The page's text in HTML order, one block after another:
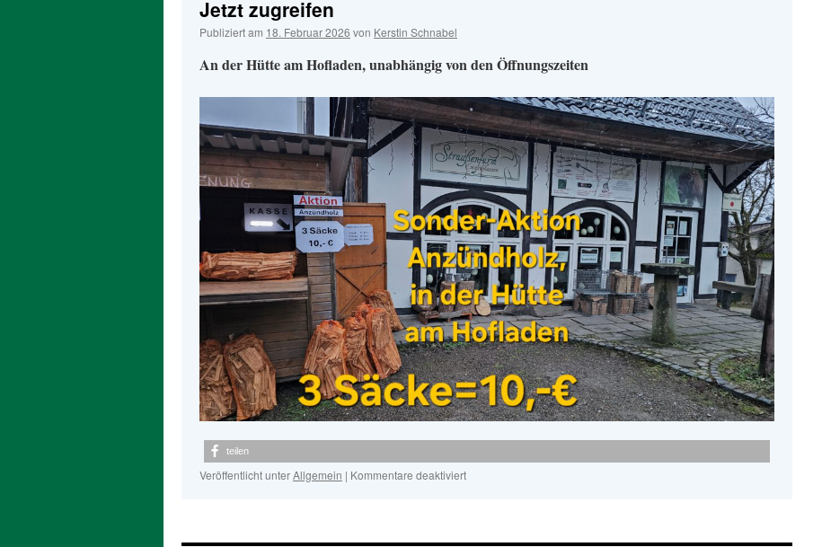
Jetzt zugreifen
Publiziert am 18. Februar 2026 von Kerstin Schnabel
An der Hütte am Hofladen, unabhängig von den Öffnungszeiten
teilen
Veröffentlicht unterAllgemein | Kommentare deaktiviertfür